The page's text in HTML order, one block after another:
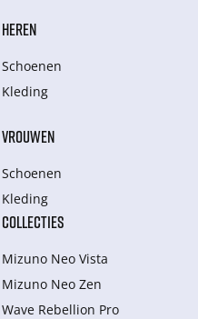
HEREN
Schoenen
Kleding
VROUWEN
Schoenen
Kleding
COLLECTIES
Mizuno Neo Vista
Mizuno Neo Zen
Wave Rebellion Pro